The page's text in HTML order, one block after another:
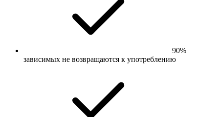
90%
зависимых не возвращаются к употреблению